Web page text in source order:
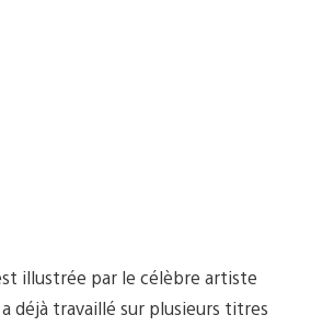
illustrée par le célèbre artiste
déjà travaillé sur plusieurs titres